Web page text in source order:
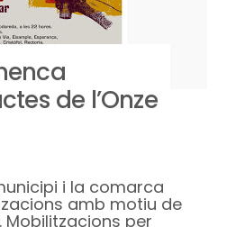
de l’Onze
i la comarca
amb motiu de
Mobilitzacions per